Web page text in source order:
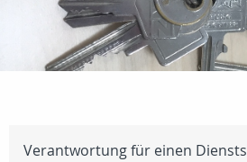
Verantwortung für einen